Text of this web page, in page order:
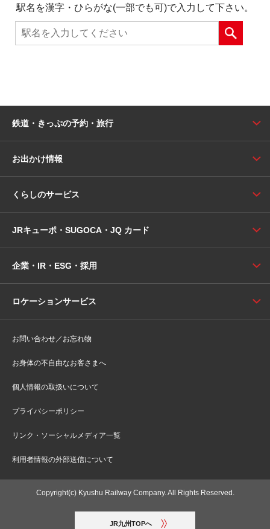
駅名を漢字・ひらがな(一部でも可)で入力して下さい。
鉄道・きっぷの予約・旅行
お出かけ情報
くらしのサービス
JRキューポ・SUGOCA・JQ カード
企業・IR・ESG・採用
ロケーションサービス
お問い合わせ／お忘れ物
お身体の不自由なお客さまへ
個人情報の取扱いについて
プライバシーポリシー
リンク・ソーシャルメディア一覧
利用者情報の外部送信について
Copyright(c) Kyushu Railway Company. All Rights Reserved.
JR九州TOPへ